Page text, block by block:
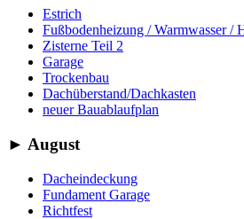
Estrich
Fußbodenheizung / Warmwasser /
Zisterne Teil 2
Garage
Trockenbau
Dachüberstand/Dachkasten
neuer Bauablaufplan
► August
Dacheindeckung
Fundament Garage
Richtfest